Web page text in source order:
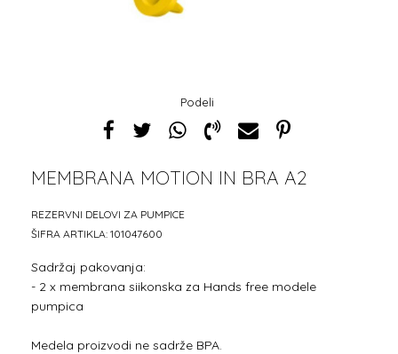
Podeli
MEMBRANA MOTION IN BRA A2
REZERVNI DELOVI ZA PUMPICE
ŠIFRA ARTIKLA: 101047600
Sadržaj pakovanja:
- 2 x membrana siikonska za Hands free modele
pumpica
Medela proizvodi ne sadrže BPA.